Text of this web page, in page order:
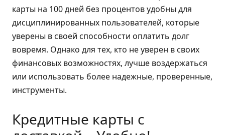
карты на 100 дней без процентов удобны для
дисциплинированных пользователей, которые
уверены в своей способности оплатить долг
вовремя. Однако для тех, кто не уверен в своих
финансовых возможностях, лучше воздержаться
или использовать более надежные, проверенные,
инструменты.
Кредитные карты с